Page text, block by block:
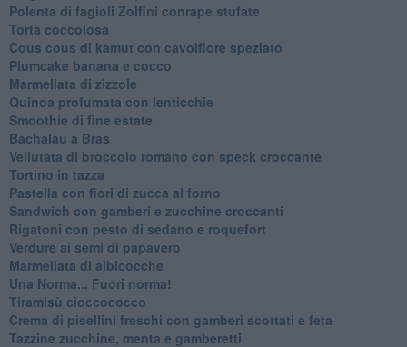
Polenta di fagioli Zolfini conrape stufate
Torta coccolosa
Cous cous di kamut con cavolfiore speziato
Plumcake banana e cocco
Marmellata di zizzole
Quinoa profumata con lenticchie
Smoothie di fine estate
Bachalau a Bras
Vellutata di broccolo romano con speck croccante
Tortino in tazza
Pastella con fiori di zucca al forno
Sandwich con gamberi e zucchine croccanti
Rigatoni con pesto di sedano e roquefort
Verdure ai semi di papavero
Marmellata di albicocche
Una Norma... Fuori norma!
Tiramisù cioccococco
Crema di pisellini freschi con gamberi scottati e feta
Tazzine zucchine, menta e gamberetti